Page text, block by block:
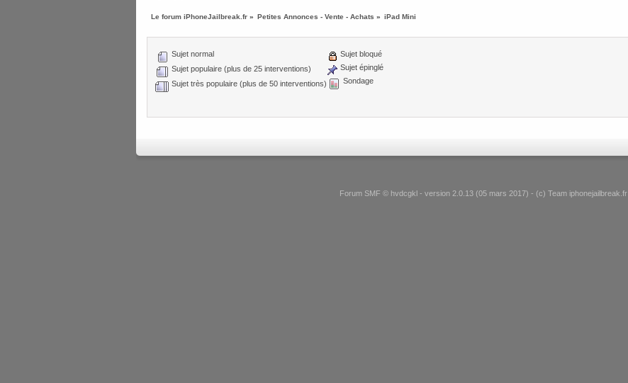
Le forum iPhoneJailbreak.fr » Petites Annonces - Vente - Achats » iPad Mini
Sujet normal
Sujet populaire (plus de 25 interventions)
Sujet très populaire (plus de 50 interventions)
Sujet bloqué
Sujet épinglé
Sondage
Forum SMF © hvdcgkl - version 2.0.13 (05 mars 2017) - (c) Team iphonejailbreak.fr